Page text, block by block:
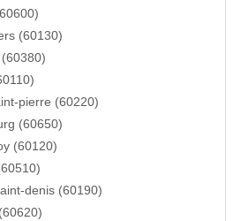
(60130)
pierre (60220)
(60650)
(60120)
denis (60190)